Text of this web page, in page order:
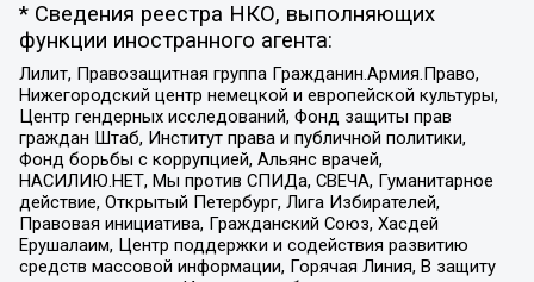
* Сведения реестра НКО, выполняющих
функции иностранного агента:
Лилит, Правозащитная группа Гражданин.Армия.Право,
Нижегородский центр немецкой и европейской культуры,
Центр гендерных исследований, Фонд защиты прав
граждан Штаб, Институт права и публичной политики,
Фонд борьбы с коррупцией, Альянс врачей,
НАСИЛИЮ.НЕТ, Мы против СПИДа, СВЕЧА, Гуманитарное
действие, Открытый Петербург, Лига Избирателей,
Правовая инициатива, Гражданский Союз, Хасдей
Ерушалаим, Центр поддержки и содействия развитию
средств массовой информации, Горячая Линия, В защиту